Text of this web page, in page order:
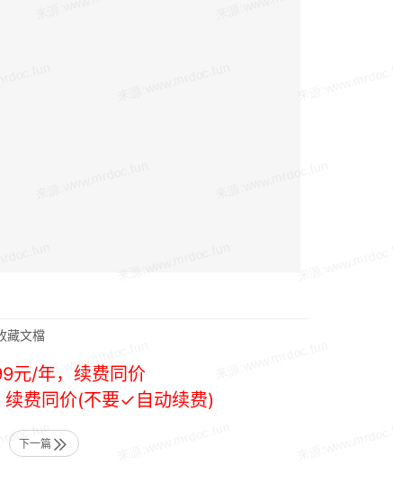
藏文檔
元/年，续费同价
续费同价(不要✓自动续费)
下一篇